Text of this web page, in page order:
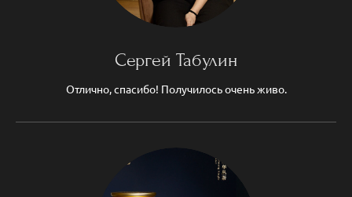
Сергей Табулин
Отлично, спасибо! Получилось очень живо.